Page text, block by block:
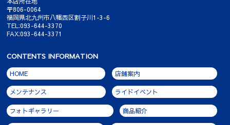
〒806-0064
福岡県北九州市八幡西区割子川1-3-6
TEL:093-644-3370
FAX:093-644-3371
CONTENTS INFORMATION
HOME 店舗案内
メンテナンス ライドイベント
フォトギャラリー 商品紹介